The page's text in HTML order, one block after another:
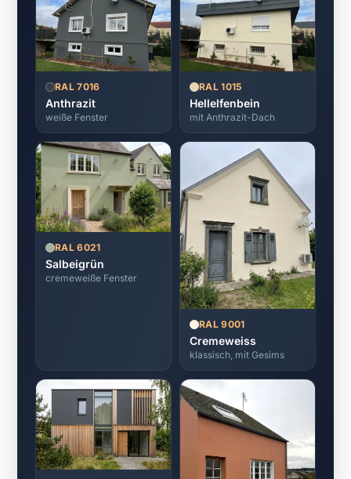
RAL 7016
Anthrazit
weiße Fenster
RAL 1015
Hellelfenbein
mit Anthrazit-Dach
RAL 6021
Salbeigrün
cremeweiße Fenster
RAL 9001
Cremeweiss
klassisch, mit Gesims